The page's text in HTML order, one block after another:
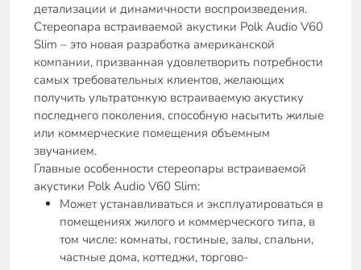
детализации и динамичности воспроизведения.
Стереопара встраиваемой акустики Polk Audio V60
Slim – это новая разработка американской
компании, призванная удовлетворить потребности
самых требовательных клиентов, желающих
получить ультратонкую встраиваемую акустику
последнего поколения, способную насытить жилые
или коммерческие помещения объемным
звучанием.
Главные особенности стереопары встраиваемой
акустики Polk Audio V60 Slim:
Может устанавливаться и эксплуатироваться в
помещениях жилого и коммерческого типа, в
том числе: комнаты, гостиные, залы, спальни,
частные дома, коттеджи, торгово-